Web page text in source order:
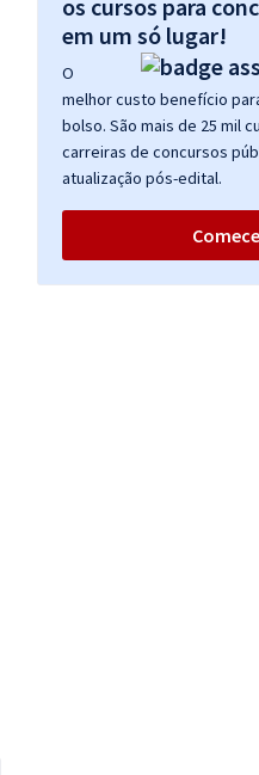
os cursos para
em um só lugar!
O
melhor custo benefício
bolso. São mais de 25 mil
carreiras de concursos
atualização pós-edital.